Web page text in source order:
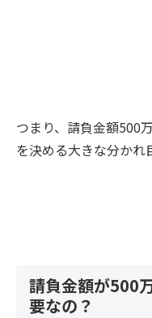
つまり、請負金額500
を決める大きな分かれ
請負金額が500
要なの？